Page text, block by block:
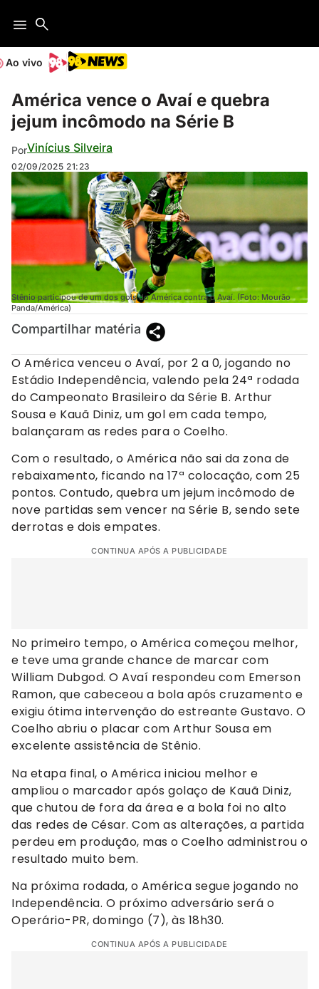
Ao vivo
América vence o Avaí e quebra
jejum incômodo na Série B
PorVinícius Silveira
02/09/2025 21:23
Stênio participou de um dos gols do América contra o Avaí. (Foto: Mourão
Panda/América)
Compartilhar matéria
O América venceu o Avaí, por 2 a 0, jogando no
Estádio Independência, valendo pela 24ª rodada
do Campeonato Brasileiro da Série B. Arthur
Sousa e Kauã Diniz, um gol em cada tempo,
balançaram as redes para o Coelho.
Com o resultado, o América não sai da zona de
rebaixamento, ficando na 17ª colocação, com 25
pontos. Contudo, quebra um jejum incômodo de
nove partidas sem vencer na Série B, sendo sete
derrotas e dois empates.
CONTINUA APÓS A PUBLICIDADE
No primeiro tempo, o América começou melhor,
e teve uma grande chance de marcar com
William Dubgod. O Avaí respondeu com Emerson
Ramon, que cabeceou a bola após cruzamento e
exigiu ótima intervenção do estreante Gustavo. O
Coelho abriu o placar com Arthur Sousa em
excelente assistência de Stênio.
Na etapa final, o América iniciou melhor e
ampliou o marcador após golaço de Kauã Diniz,
que chutou de fora da área e a bola foi no alto
das redes de César. Com as alterações, a partida
perdeu em produção, mas o Coelho administrou o
resultado muito bem.
Na próxima rodada, o América segue jogando no
Independência. O próximo adversário será o
Operário-PR, domingo (7), às 18h30.
CONTINUA APÓS A PUBLICIDADE